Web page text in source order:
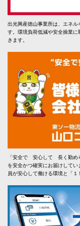
出光興産徳山事業所は、エネル
す。環境負荷低減や安全操業
きます。
「安全で 安心して 長く勤め
を安全かつ確実にお届けして
員が安心して働ける環境と「１